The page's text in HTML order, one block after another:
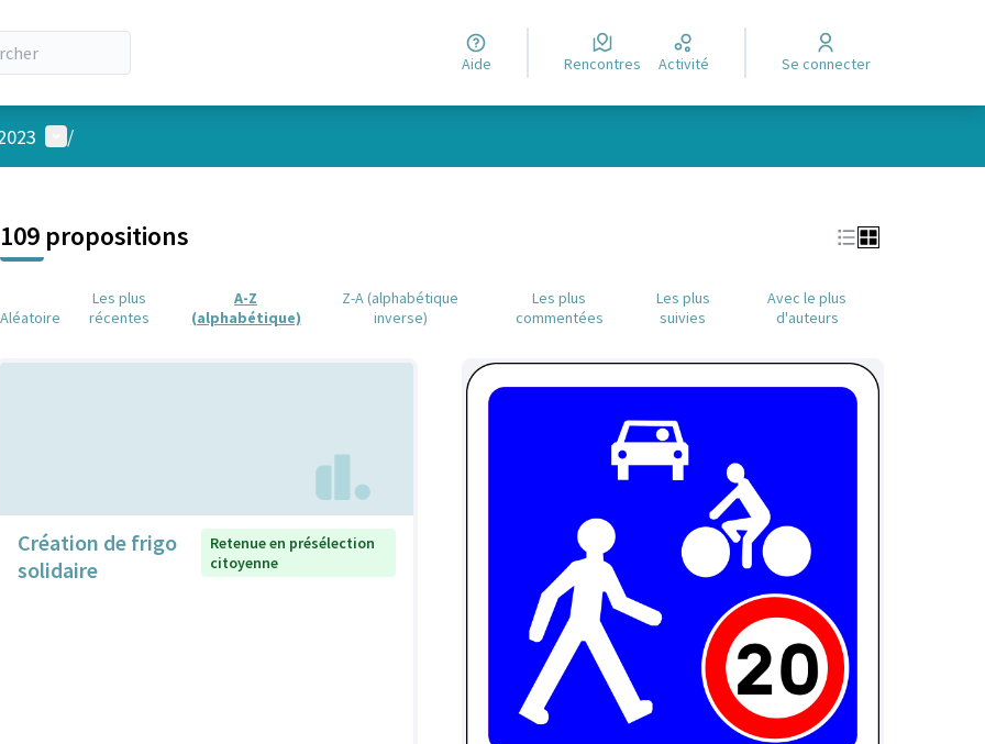
Aide Rencontres Activité Se connecter
Menu utilisateur
/
109 propositions
Aléatoire
Les plus
récentes
A-Z
(alphabétique)
Z-A (alphabétique
inverse)
Les plus
commentées
Les plus
suivies
Avec le plus
d'auteurs
Création de frigo
solidaire
Retenue en présélection
citoyenne